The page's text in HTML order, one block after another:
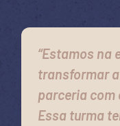
“Estamos na
transformar
parceria com
Essa turma